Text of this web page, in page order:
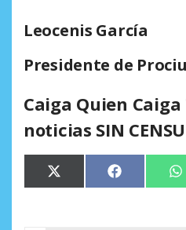
Leocenis García
Presidente de
Caiga Quien
noticias SIN
Compartir
en
X
(Twitter)
Compartir
en
Facebook